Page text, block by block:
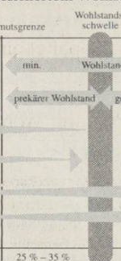
In
Lightbox
öffnen